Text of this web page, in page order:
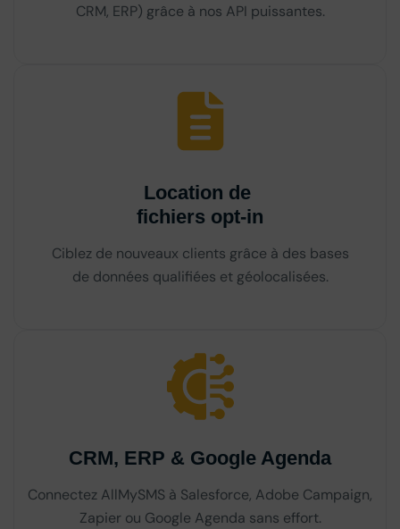
CRM, ERP) grâce à nos API puissantes.
Location de
fichiers opt-in
Ciblez de nouveaux clients grâce à des bases
de données qualifiées et géolocalisées.
CRM, ERP & Google Agenda
Connectez AllMySMS à Salesforce, Adobe Campaign,
Zapier ou Google Agenda sans effort.